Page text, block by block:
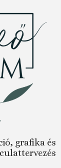
grafika és